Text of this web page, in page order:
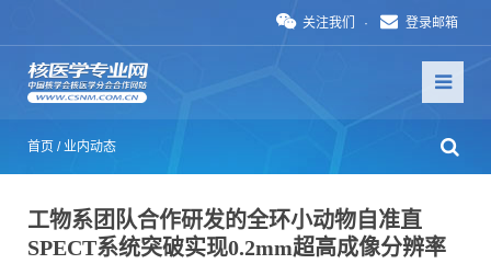
关注我们 · 登录邮箱
首页 /业内动态
工物系团队合作研发的全环小动物自准直
SPECT系统突破实现0.2mm超高成像分辨率